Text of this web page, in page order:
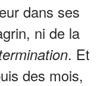
dans ses
ni de la
. Et
des mois,